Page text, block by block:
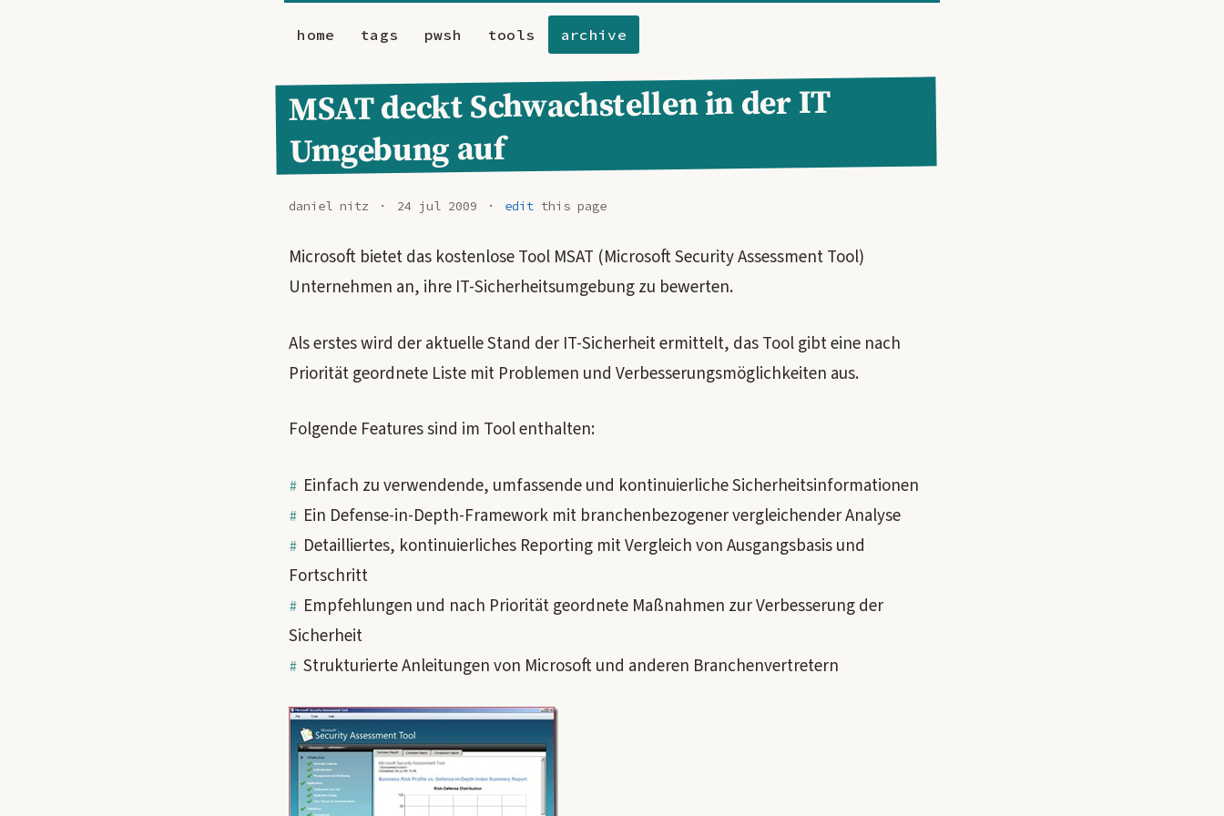
home tags pwsh tools archive
MSAT deckt Schwachstellen in der IT
Umgebung auf
daniel nitz 24 jul 2009 edit this page
Microsoft bietet das kostenlose Tool MSAT (Microsoft Security Assessment Tool)
Unternehmen an, ihre IT-Sicherheitsumgebung zu bewerten.
Als erstes wird der aktuelle Stand der IT-Sicherheit ermittelt, das Tool gibt eine nach
Priorität geordnete Liste mit Problemen und Verbesserungsmöglichkeiten aus.
Folgende Features sind im Tool enthalten:
Einfach zu verwendende, umfassende und kontinuierliche Sicherheitsinformationen
Ein Defense-in-Depth-Framework mit branchenbezogener vergleichender Analyse
Detailliertes, kontinuierliches Reporting mit Vergleich von Ausgangsbasis und
Fortschritt
Empfehlungen und nach Priorität geordnete Maßnahmen zur Verbesserung der
Sicherheit
Strukturierte Anleitungen von Microsoft und anderen Branchenvertretern